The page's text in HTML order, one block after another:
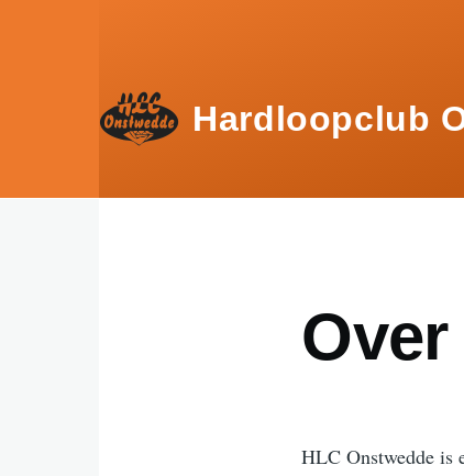
Hardloopclub
HLC Onstwedde is